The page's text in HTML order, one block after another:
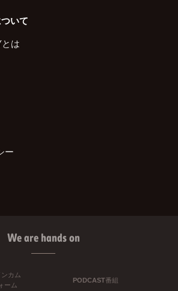
いて
は
ー
We are hands on
カム
ーム
PODCAST番組